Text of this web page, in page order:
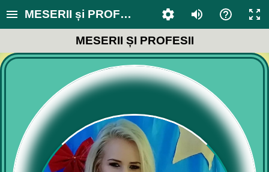
MESERII și PROFESII
MESERII ȘI PROFESII